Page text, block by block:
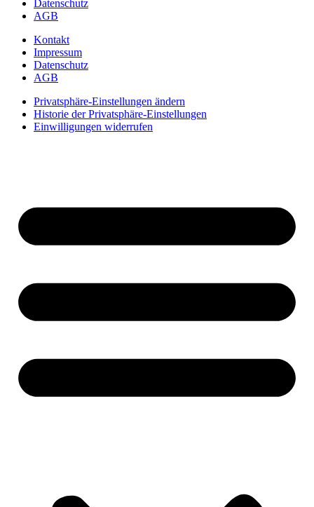
Datenschutz
AGB
Kontakt
Impressum
Datenschutz
AGB
Privatsphäre-Einstellungen ändern
Historie der Privatsphäre-Einstellungen
Einwilligungen widerrufen